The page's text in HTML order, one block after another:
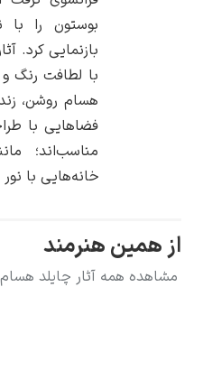
یوهانس فرمیر
پرفروش‌ترین
تابلوها
بوستون را
بازنمایی
با لطافت رنگ و
هسام روشن،
فضاهایی با
مناسب‌اند؛
خانه‌هایی با
از همین هنرمند
مشاهده همه آثار چایلد هسام